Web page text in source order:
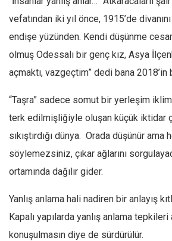
Kategoriler
Kültür Sanat
Kitap
Karisi kitap sualleri
Ekonomi
Spor
Manzara
Sağlık
Türkiye
vefatından iki yıl önce, 1915’de
endişe yüzünden. Kendi düşünme
olmuş Odessalı bir genç kız, Asya
açmaktı, vazgeçtim” dedi bana 2018’in
“Taşra” sadece somut bir yerleşim
terk edilmişliğiyle oluşan küçük iktidar
sıkıştırdığı dünya. Orada düşünür ama
söylemezsiniz, çıkar ağlarını
ortamında dağılır gider.
Yanlış anlama hali nadiren bir anlayış
Kapalı yapılarda yanlış anlama tepkileri
konuşulmasın diye de sürdürülür.